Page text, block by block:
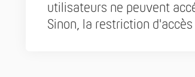
utilisateurs ne peuvent
Sinon, la restriction